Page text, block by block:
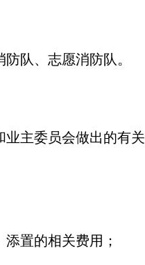
队、志愿消防队。
业主委员会做出的有关
置的相关费用；